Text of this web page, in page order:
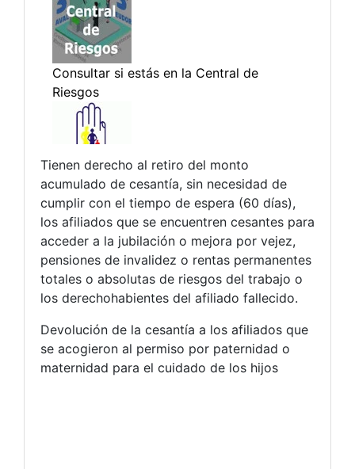
Tienen derecho al retiro del monto
acumulado de cesantía, sin necesidad de
cumplir con el tiempo de espera (60 días),
los afiliados que se encuentren cesantes para
acceder a la jubilación o mejora por vejez,
pensiones de invalidez o rentas permanentes
totales o absolutas de riesgos del trabajo o
los derechohabientes del afiliado fallecido.
Devolución de la cesantía a los afiliados que
se acogieron al permiso por paternidad o
maternidad para el cuidado de los hijos